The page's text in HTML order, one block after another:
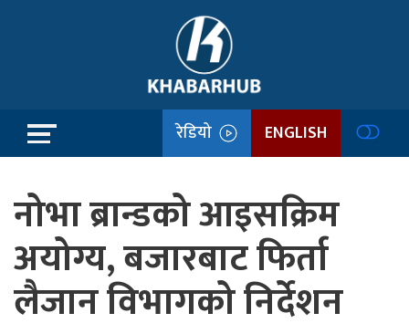
रेडियो ENGLISH
नोभा ब्रान्डको आइसक्रिम
अयोग्य, बजारबाट फिर्ता
लैजान विभागको निर्देशन